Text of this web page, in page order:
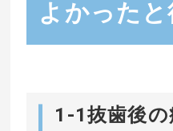
よかった
1-1抜歯後